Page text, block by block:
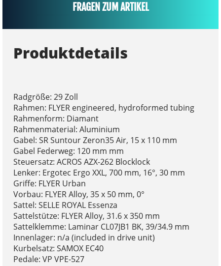
FRAGEN ZUM ARTIKEL
Produktdetails
Radgröße: 29 Zoll
Rahmen: FLYER engineered, hydroformed tubing
Rahmenform: Diamant
Rahmenmaterial: Aluminium
Gabel: SR Suntour Zeron35 Air, 15 x 110 mm
Gabel Federweg: 120 mm mm
Steuersatz: ACROS AZX-262 Blocklock
Lenker: Ergotec Ergo XXL, 700 mm, 16°, 30 mm
Griffe: FLYER Urban
Vorbau: FLYER Alloy, 35 x 50 mm, 0°
Sattel: SELLE ROYAL Essenza
Sattelstütze: FLYER Alloy, 31.6 x 350 mm
Sattelklemme: Laminar CL07JB1 BK, 39/34.9 mm
Innenlager: n/a (included in drive unit)
Kurbelsatz: SAMOX EC40
Pedale: VP VPE-527